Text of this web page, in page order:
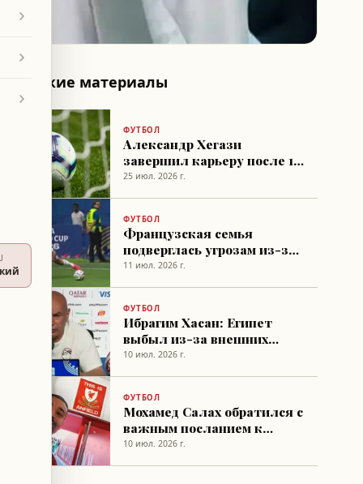
Похожие материалы
ФУТБОЛ
Александр Хегази
завершил карьеру после 17
лет в футболе
25 июл. 2026 г.
ФУТБОЛ
Французская семья
подверглась угрозам из-за
сходства имени с судьей
11 июл. 2026 г.
ФУТБОЛ
Ибрагим Хасан: Египет
выбыл из-за внешних
факторов, приносим
10 июл. 2026 г.
ФУТБОЛ
Мохамед Салах обратился с
важным посланием к
египетским болельщикам
10 июл. 2026 г.